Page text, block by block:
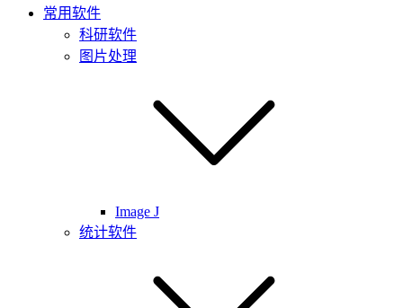
常用软件
科研软件
图片处理
Image J
统计软件